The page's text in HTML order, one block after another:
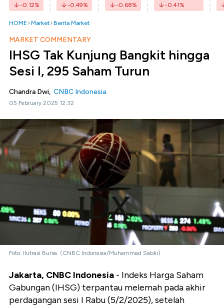
-0.12% -0.49% -0.68% -0.41%
HOME Market Berita Market
MARKET COMMENTARY
IHSG Tak Kunjung Bangkit hingga
Sesi I, 295 Saham Turun
Chandra Dwi, CNBC Indonesia
05 February 2025 12:32
Foto: Ilutrasi Bursa. (CNBC Indonesia/Muhammad Sabki)
Jakarta, CNBC Indonesia - Indeks Harga Saham
Gabungan (IHSG) terpantau melemah pada akhir
perdagangan sesi I Rabu (5/2/2025),setelah